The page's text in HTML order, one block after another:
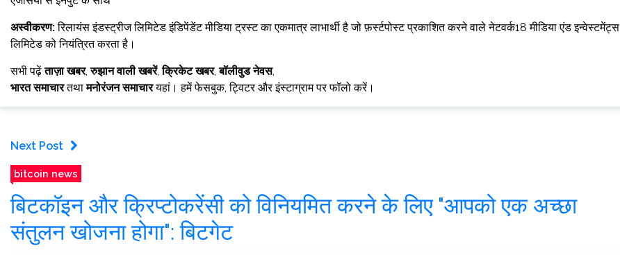
अस्वीकरण:रिलायंस इंडस्ट्रीज लिमिटेड इंडिपेंडेंट मीडिया ट्रस्ट का एकमात्र लाभार्थी है जो फ़र्स्टपोस्ट प्रकाशित करने वाले नेटवर्क18 मीडिया एंड इन्वेस्टमेंट्स
लिमिटेड को नियंत्रित करता है।
सभी पढ़ेंताज़ा खबर,रुझान वाली खबरें,क्रिकेट खबर,बॉलीवुड नेवस,
भारत समाचारतथामनोरंजन समाचारयहां। हमें फेसबुक, ट्विटर और इंस्टाग्राम पर फॉलो करें।
Next Post
bitcoin news
बिटकॉइन और क्रिप्टोकरेंसी को विनियमित करने के लिए "आपको एक अच्छा
संतुलन खोजना होगा": बिटगेट